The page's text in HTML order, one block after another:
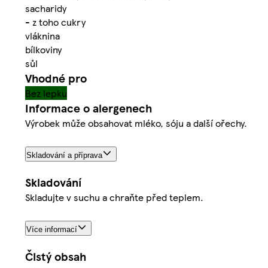
sacharidy
- z toho cukry
vláknina
bílkoviny
sůl
Vhodné pro
Bez lepku
Informace o alergenech
Výrobek může obsahovat mléko, sóju a další ořechy.
Skladování a příprava
Skladování
Skladujte v suchu a chraňte před teplem.
Více informací
Čistý obsah